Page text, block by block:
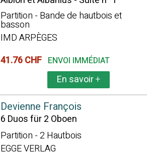
Partition - Bande de hautbois et
basson
IMD ARPÈGES
41.76 CHF ENVOI IMMÉDIAT
En savoir+
Devienne François
6 Duos für 2 Oboen
Partition - 2 Hautbois
EGGE VERLAG